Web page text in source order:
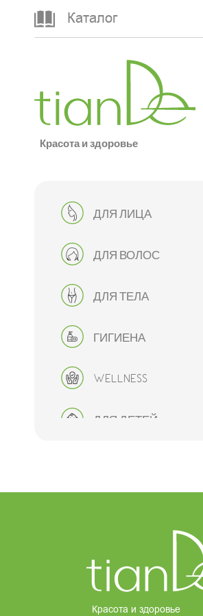
Каталог
Красота и здоровье
ДЛЯ ЛИЦА
ДЛЯ ВОЛОС
ДЛЯ ТЕЛА
ГИГИЕНА
WELLNESS
ДЛЯ ДЕТЕЙ
НАБОРЫ
Красота и здоровье